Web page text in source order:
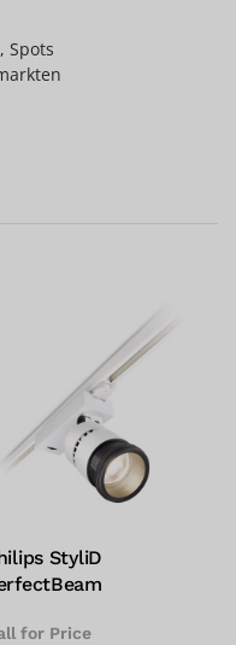
, Spots
StyliD
for Price